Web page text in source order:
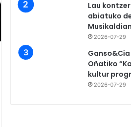
Lau
abiatuko
Musikaldian
2026-07-29
Oñatiko
kultur
2026-07-29